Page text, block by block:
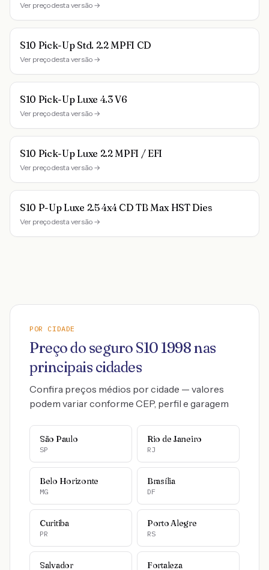
Ver preço desta versão →
S10 Pick-Up Std. 2.2 MPFI CD
Ver preço desta versão →
S10 Pick-Up Luxe 4.3 V6
Ver preço desta versão →
S10 Pick-Up Luxe 2.2 MPFI / EFI
Ver preço desta versão →
S10 P-Up Luxe 2.5 4x4 CD TB Max HST Dies
Ver preço desta versão →
POR CIDADE
Preço do seguro S10 1998nas
principais cidades
Confira preços médios por cidade — valores
podem variar conforme CEP, perfil e garagem
São Paulo
SP
Rio de Janeiro
RJ
Belo Horizonte
MG
Brasília
DF
Curitiba
PR
Porto Alegre
RS
Salvador Fortaleza